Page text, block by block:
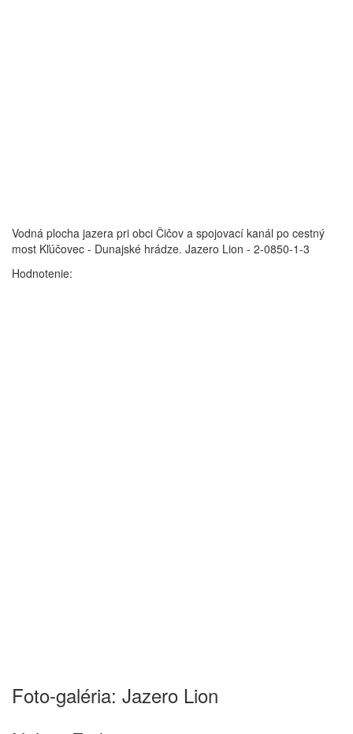
Vodná plocha jazera pri obci Čičov a spojovací kanál po cestný
most Kľúčovec - Dunajské hrádze. Jazero Lion - 2-0850-1-3
Hodnotenie:
Foto-galéria: Jazero Lion